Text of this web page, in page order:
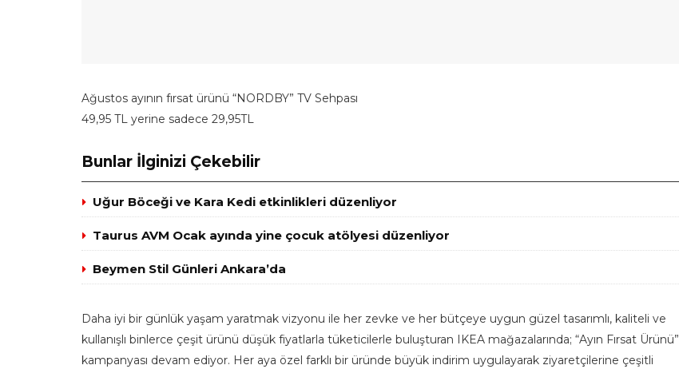
Ağustos ayının fırsat ürünü “NORDBY” TV Sehpası
49,95 TL yerine sadece 29,95TL
Bunlar İlginizi Çekebilir
Uğur Böceği ve Kara Kedi etkinlikleri düzenliyor
Taurus AVM Ocak ayında yine çocuk atölyesi düzenliyor
Beymen Stil Günleri Ankara’da
Daha iyi bir günlük yaşam yaratmak vizyonu ile her zevke ve her bütçeye uygun güzel tasarımlı, kaliteli ve
kullanışlı binlerce çeşit ürünü düşük fiyatlarla tüketicilerle buluşturan IKEA mağazalarında; “Ayın Fırsat Ürünü”
kampanyası devam ediyor. Her aya özel farklı bir üründe büyük indirim uygulayarak ziyaretçilerine çeşitli